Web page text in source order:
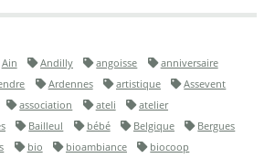
Ain Andilly angoisse
anniversaire
Ardennes artistique
Assevent
association ateli
atelier
Bailleul bébé Belgique
Bergues
bio bioambiance
biocoop